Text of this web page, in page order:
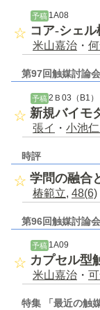
予稿 1A08
コア-シェ
米山嘉治 ・
第97回触媒討論会
予稿2Ｂ03（B1）
新規バイモ
張イ ・ 小池
時評
学問の融合
椿範立, 48(6)
第96回触媒討論会
予稿 1A09
カプセル型
米山嘉治 ・
特集 「最近の触